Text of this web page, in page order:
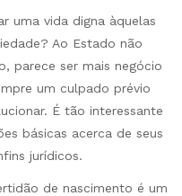
uma vida digna àquelas
Ao Estado não
parece ser mais negócio
um culpado prévio
É tão interessante
básicas acerca de seus
jurídicos.
de nascimento é um